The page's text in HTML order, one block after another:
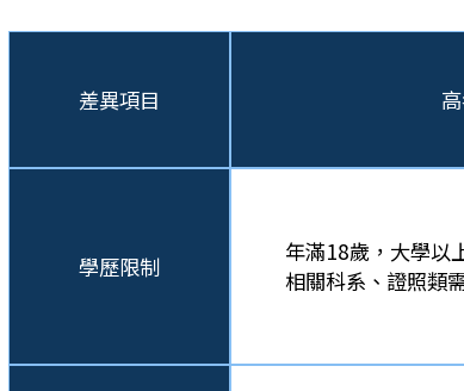
差異項目
學歷限制
年滿18歲，大學以
相關科系、證照類